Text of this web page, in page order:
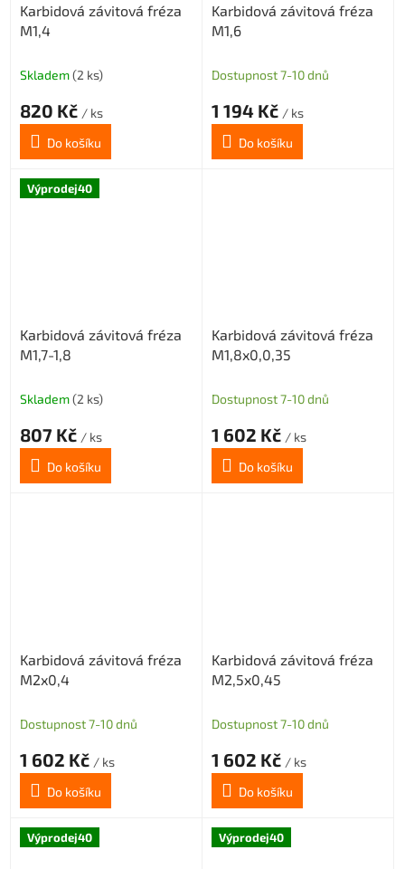
Karbidová závitová fréza
M1,4
Skladem(2 ks)
820 Kč / ks
Do košíku
Karbidová závitová fréza
M1,6
Dostupnost 7-10 dnů
1 194 Kč / ks
Do košíku
Výprodej40
Karbidová závitová fréza
M1,7-1,8
Skladem(2 ks)
807 Kč / ks
Do košíku
Karbidová závitová fréza
M1,8x0,0,35
Dostupnost 7-10 dnů
1 602 Kč / ks
Do košíku
Karbidová závitová fréza
M2x0,4
Dostupnost 7-10 dnů
1 602 Kč / ks
Do košíku
Karbidová závitová fréza
M2,5x0,45
Dostupnost 7-10 dnů
1 602 Kč / ks
Do košíku
Výprodej40 Výprodej40